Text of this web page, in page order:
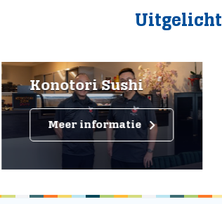
Uitgelicht
Konotori Sushi
Meer informatie